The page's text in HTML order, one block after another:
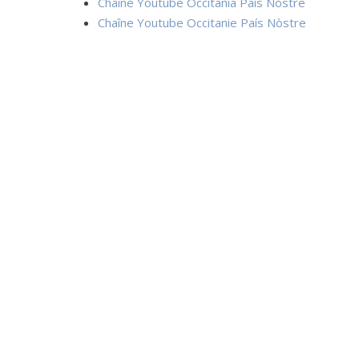
Chaîne Youtube Occitanie País Nòstre